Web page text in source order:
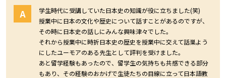
A
学生時代に受講していた日本史の知識が役に立ちました(笑)
授業中に日本の文化や歴史について話すことがあるのですが、
その時に日本史の話しにみんな興味津々でした。
それから授業中に時折日本史の歴史を授業中に交えて話巣よう
にしたユーモアのある先生として評判を受けました。
あと留学経験もあったので、留学生の気持ちも共感できる部分
もあり、その経験のおかげで生徒たちの目線に立って日本語教